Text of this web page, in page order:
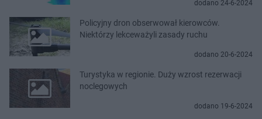
dodano 24-6-2024
Policyjny dron obserwował kierowców.
Niektórzy lekceważyli zasady ruchu
dodano 20-6-2024
Turystyka w regionie. Duży wzrost rezerwacji
noclegowych
dodano 19-6-2024